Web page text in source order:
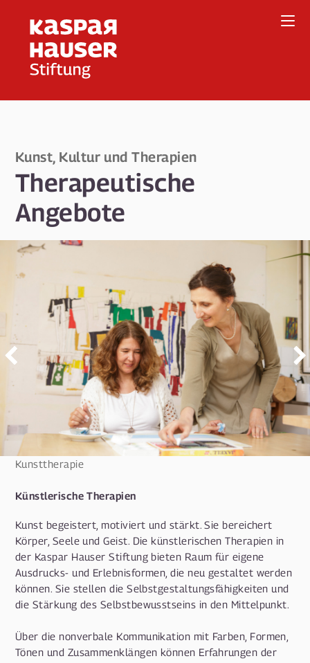
Kunst, Kultur und Therapien
Therapeutische
Angebote
Kunsttherapie
Künstlerische Therapien
Kunst begeistert, motiviert und stärkt. Sie bereichert
Körper, Seele und Geist. Die künstlerischen Therapien in
der Kaspar Hauser Stiftung bieten Raum für eigene
Ausdrucks- und Erlebnisformen, die neu gestaltet werden
können. Sie stellen die Selbstgestaltungsfähigkeiten und
die Stärkung des Selbstbewusstseins in den Mittelpunkt.
Über die nonverbale Kommunikation mit Farben, Formen,
Tönen und Zusammenklängen können Erfahrungen der